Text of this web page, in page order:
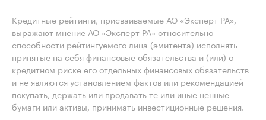
Кредитные рейтинги, присваиваемые АО «Эксперт РА»,
выражают мнение АО «Эксперт РА» относительно
способности рейтингуемого лица (эмитента) исполнять
принятые на себя финансовые обязательства и (или) о
кредитном риске его отдельных финансовых обязательств
и не являются установлением фактов или рекомендацией
покупать, держать или продавать те или иные ценные
бумаги или активы, принимать инвестиционные решения.